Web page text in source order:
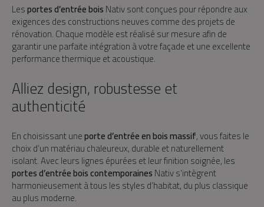
Lesportes d’entrée boisNativ sont conçues pour répondre aux
exigences des constructions neuves comme des projets de
rénovation. Chaque modèle est réalisé sur mesure afin de
garantir une parfaite intégration à votre façade et une excellente
performance thermique et acoustique.
Alliez design, robustesse et
authenticité
En choisissant uneporte d’entrée en bois massif, vous faites le
choix d’un matériau chaleureux, durable et naturellement
isolant. Avec leurs lignes épurées et leur finition soignée, les
portes d’entrée bois contemporainesNativ s’intègrent
harmonieusement à tous les styles d’habitat, du plus classique
au plus moderne.